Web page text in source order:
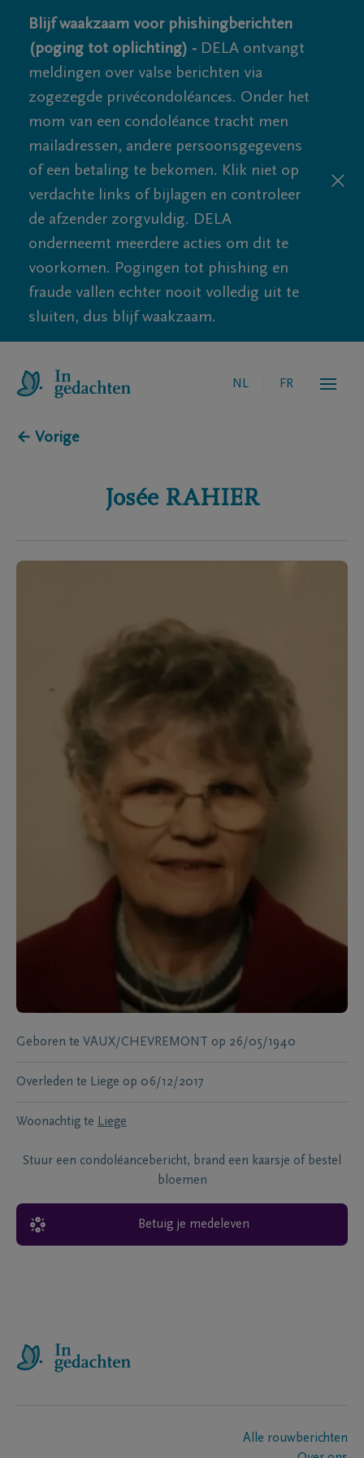
Blijf waakzaam voor phishingberichten
(poging tot oplichting) - DELA ontvangt
meldingen over valse berichten via
zogezegde privécondoléances. Onder het
mom van een condoléance tracht men
mailadressen, andere persoonsgegevens
of een betaling te bekomen. Klik niet op
verdachte links of bijlagen en controleer
de afzender zorgvuldig. DELA
onderneemt meerdere acties om dit te
voorkomen. Pogingen tot phishing en
fraude vallen echter nooit volledig uit te
sluiten, dus blijf waakzaam.
NL FR
← Vorige
Josée RAHIER
Geboren te VAUX/CHEVREMONT op 26/05/1940
Overleden te Liege op 06/12/2017
Woonachtig te Liege
Stuur een condoléancebericht, brand een kaarsje of bestel
bloemen
Betuig je medeleven
Alle rouwberichten